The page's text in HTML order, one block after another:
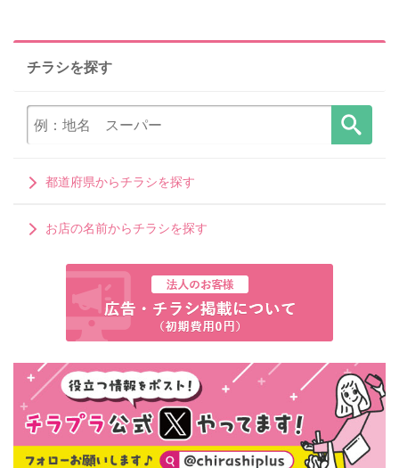
チラシを探す
都道府県からチラシを探す
お店の名前からチラシを探す